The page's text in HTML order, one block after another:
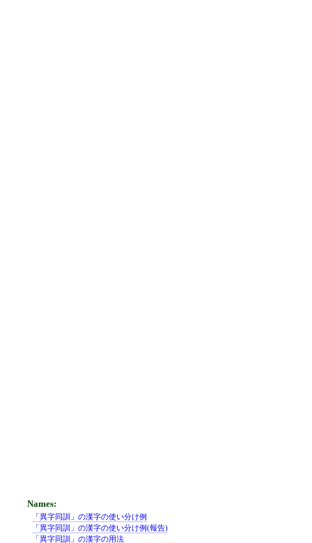
「異字同訓」の漢字の使い分け例
「異字同訓」の漢字の使い分け例(報告)
「異字同訓」の漢字の用法